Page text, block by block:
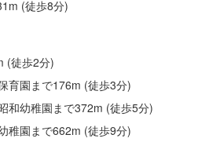
(徒歩8分)
(徒歩2分)
育園まで176m (徒歩3分)
和幼稚園まで372m (徒歩5分)
稚園まで662m (徒歩9分)